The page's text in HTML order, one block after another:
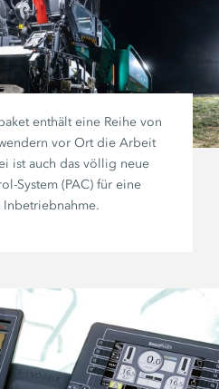
enthält eine Reihe von
vor Ort die Arbeit
ist auch das völlig neue
System (PAC) für eine